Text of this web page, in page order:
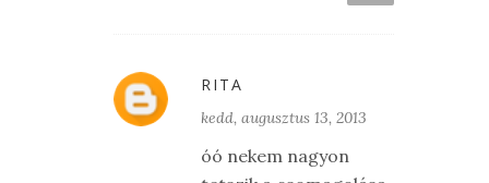
RITA
kedd, augusztus 13, 2013
óó nekem nagyon